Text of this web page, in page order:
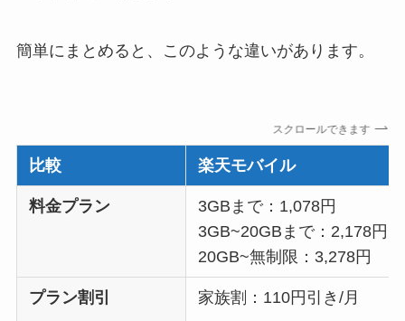
簡単にまとめると、このような違いがあります。
スクロールできます
比較 楽天モバイル
料金プラン
3GBまで：1,078円
3GB~20GBまで：2,178円
20GB~無制限：3,278円
プラン割引 家族割：110円引き/月